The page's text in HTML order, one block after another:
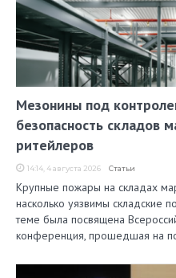
Мезонины под
безопасность складов
ритейлеров
14:14, 4 августа 2026 Статьи
Крупные пожары на складах
насколько уязвимы складские
теме была посвящена
конференция, прошедшая на